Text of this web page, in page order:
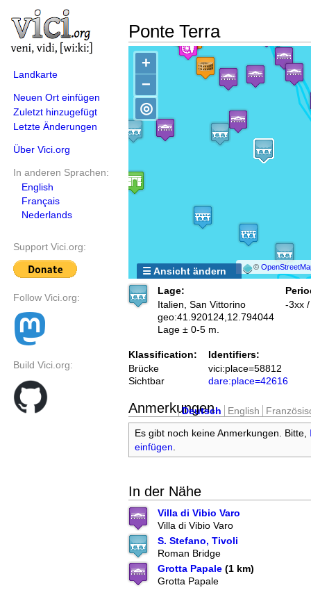
Landkarte
Neuen Ort einfügen
Zuletzt hinzugefügt
Letzte Änderungen
Über Vici.org
In anderen Sprachen:
English
Français
Nederlands
Support Vici.org:
Follow Vici.org:
Build Vici.org:
Ponte Terra
+
−
©
◎
☰ Ansicht ändern
Lage:
Italien, San Vittorino
geo:41.920124,12.794044
Lage ± 0-5 m.
-3xx
Klassification:
Brücke
Sichtbar
Identifiers:
vici:place=58812
dare:place=42616
Anmerkungen
Deutsch English
Es gibt noch keine Anmerkungen. Bitte,
einfügen
In der Nähe
Villa di Vibio Varo
Villa di Vibio Varo
S. Stefano, Tivoli
Roman Bridge
Grotta Papale (1 km)
Grotta Papale